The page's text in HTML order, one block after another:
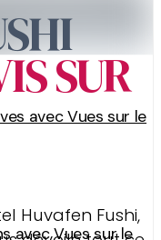
avec Vues sur le
avec Vues sur le
SUR
Huvafen Fushi,